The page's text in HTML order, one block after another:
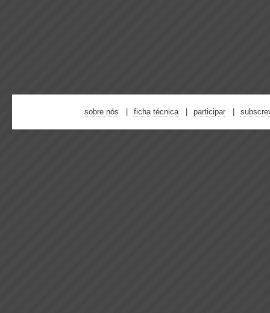
sobre nós ficha técnica participar